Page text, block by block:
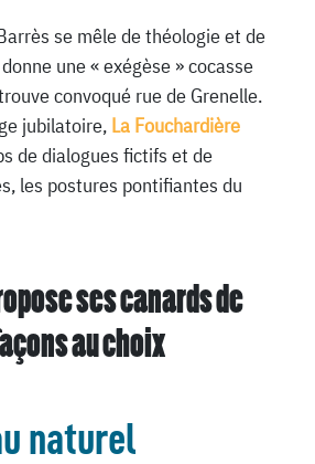
se mêle de théologie et de
une « exégèse » cocasse
convoqué rue de Grenelle.
jubilatoire, La Fouchardière
de dialogues fictifs et de
les postures pontifiantes du
ses canards de
au choix
naturel